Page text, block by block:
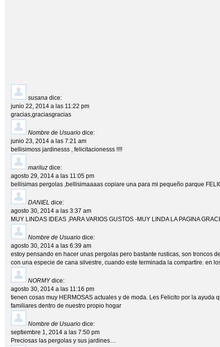
susana dice:
junio 22, 2014 a las 11:22 pm
gracias,graciasgracias
Nombre de Usuario dice:
junio 23, 2014 a las 7:21 am
bellisimoss jardinesss , felicitacionesss !!!!
mariluz dice:
agosto 29, 2014 a las 11:05 pm
bellisimas pergolas ,bellisimaaaas copiare una para mi pequeño parque
DANIEL dice:
agosto 30, 2014 a las 3:37 am
MUY LINDAS IDEAS ,PARA VARIOS GUSTOS -MUY LINDA LA PAGINA
Nombre de Usuario dice:
agosto 30, 2014 a las 6:39 am
estoy pensando en hacer unas pergolas pero bastante rusticas, son troncos
con una especie de cana silvestre, cuando este terminada la compartire. en
NORMY dice:
agosto 30, 2014 a las 11:16 pm
tienen cosas muy HERMOSAS actuales y de moda. Les Felicito por la ayuda
familiares dentro de nuestro propio hogar
Nombre de Usuario dice:
septiembre 1, 2014 a las 7:50 pm
Preciosas las pergolas y sus jardines…